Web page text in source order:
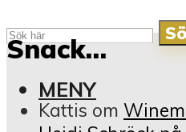
MENY
Snack…
Kattis om